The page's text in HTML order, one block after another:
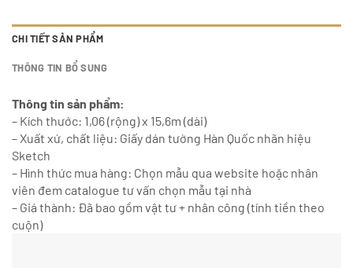
CHI TIẾT SẢN PHẨM
THÔNG TIN BỔ SUNG
Thông tin sản phẩm:
– Kích thước: 1,06 (rộng) x 15,6m (dài)
– Xuất xứ, chất liệu: Giấy dán tường Hàn Quốc nhãn hiệu
Sketch
– Hình thức mua hàng: Chọn mẫu qua website hoặc nhân
viên đem catalogue tư vấn chọn mẫu tại nhà
– Giá thành: Đã bao gồm vật tư + nhân công (tính tiền theo
cuộn)